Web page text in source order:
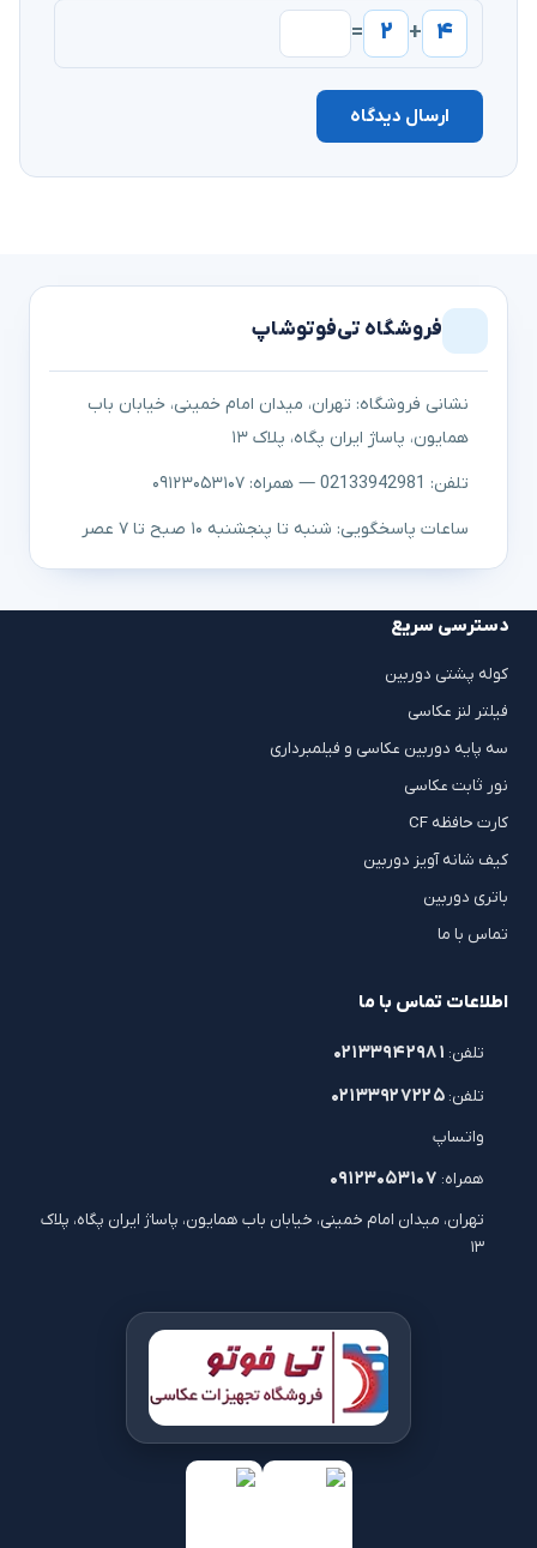
۴ + ۲ =
ارسال دیدگاه
فروشگاه تی‌فوتوشاپ
نشانی فروشگاه: تهران، میدان امام خمینی، خیابان باب
همایون، پاساژ ایران پگاه، پلاک ۱۳
تلفن: 02133942981 — همراه: ۰۹۱۲۳۰۵۳۱۰۷
ساعات پاسخگویی: شنبه تا پنجشنبه ۱۰ صبح تا ۷ عصر
دسترسی سریع
کوله پشتی دوربین
فیلتر لنز عکاسی
سه پایه دوربین عکاسی و فیلمبرداری
نور ثابت عکاسی
کارت حافظه CF
کیف شانه آویز دوربین
باتری دوربین
تماس با ما
اطلاعات تماس با ما
تلفن: ۰۲۱۳۳۹۴۲۹۸۱
تلفن: ۰۲۱۳۳۹۲۷۲۲۵
واتساپ
همراه: ۰۹۱۲۳۰۵۳۱۰۷
تهران، میدان امام خمینی، خیابان باب همایون، پاساژ ایران پگاه، پلاک
۱۳